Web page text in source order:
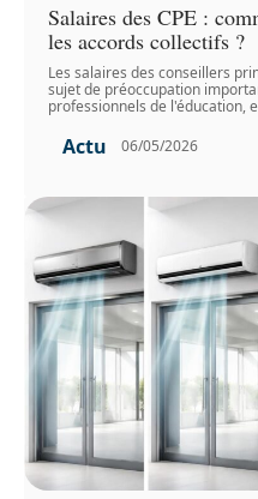
Salaires des CPE :
les accords collectifs ?
Les salaires des conseillers
sujet de préoccupation
professionnels de l'éducation,
Actu 06/05/2026